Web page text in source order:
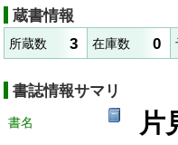
蔵書情報
所蔵数 3 在庫数 0
書誌情報サマリ
書名